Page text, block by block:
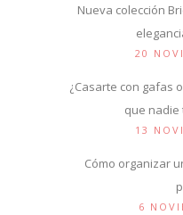
Nueva colección
20
¿Casarte con gafas
que nadie
13
Cómo organizar
6